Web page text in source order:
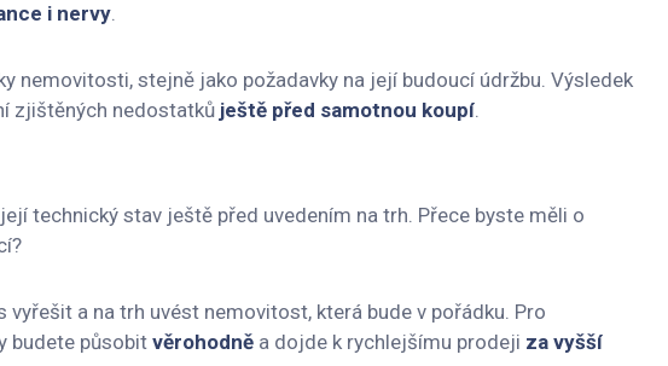
i nervy.
nemovitosti, stejně jako požadavky na její budoucí údržbu. Výsledek
zjištěných nedostatků ještě před samotnou koupí.
technický stav ještě před uvedením na trh. Přece byste měli o
a na trh uvést nemovitost, která bude v pořádku. Pro
budete působitvěrohodně a dojde k rychlejšímu prodeji za vyšší